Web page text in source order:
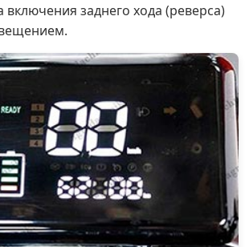
включения заднего хода (реверса)